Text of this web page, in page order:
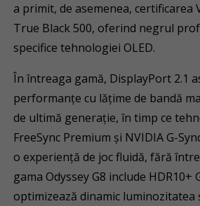
a primit, de asemenea, certificarea
True Black 500, oferind negrul
specifice tehnologiei OLED.
În întreaga gamă, DisplayPort 2.1
performanțe cu lățime de bandă
de ultimă generație, în timp ce
FreeSync Premium și NVIDIA G-
o experiență de joc fluidă, fără
gama Odyssey G8 include HDR10+
optimizează dinamic luminozitatea